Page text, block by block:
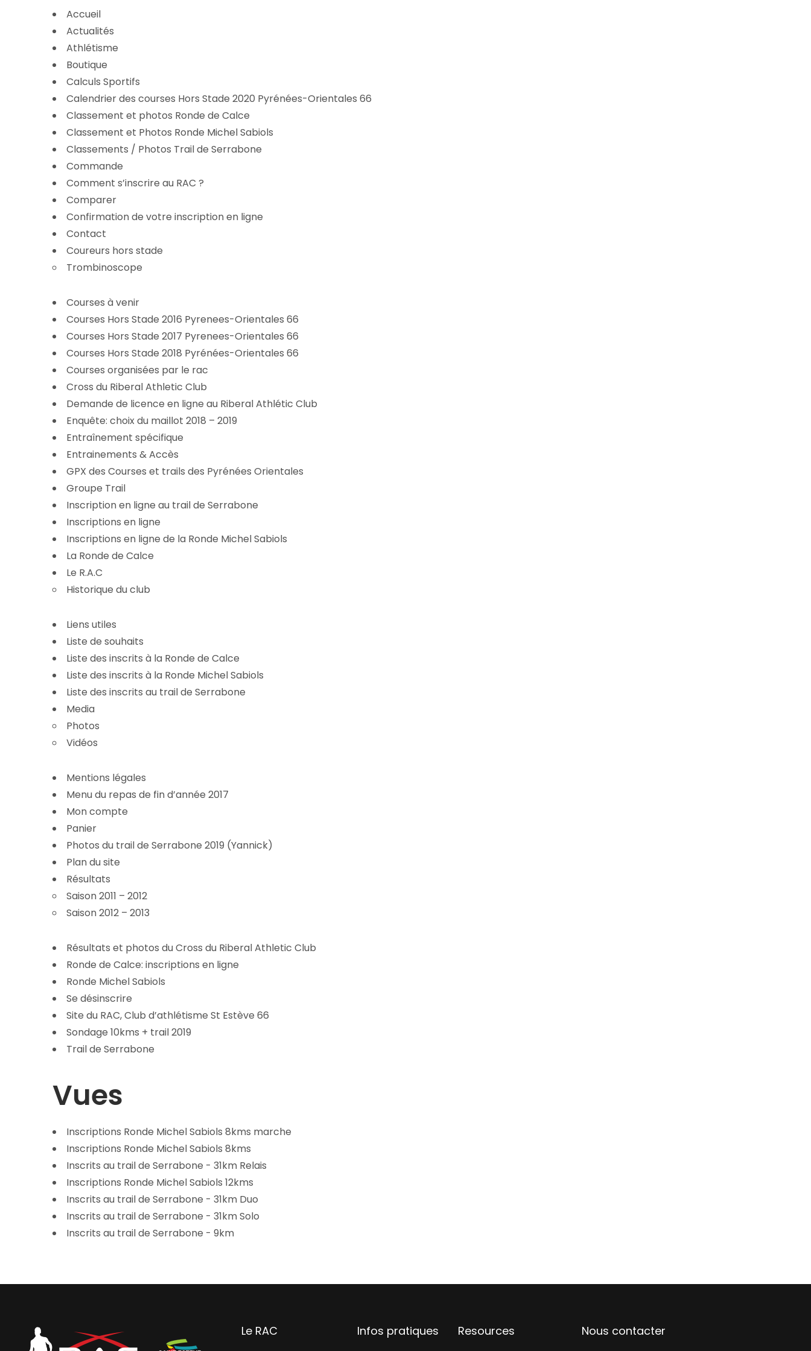
Accueil
Actualités
Athlétisme
Boutique
Calculs Sportifs
Calendrier des courses Hors Stade 2020 Pyrénées-Orientales 66
Classement et photos Ronde de Calce
Classement et Photos Ronde Michel Sabiols
Classements / Photos Trail de Serrabone
Commande
Comment s’inscrire au RAC ?
Comparer
Confirmation de votre inscription en ligne
Contact
Coureurs hors stade
Trombinoscope
Courses à venir
Courses Hors Stade 2016 Pyrenees-Orientales 66
Courses Hors Stade 2017 Pyrenees-Orientales 66
Courses Hors Stade 2018 Pyrénées-Orientales 66
Courses organisées par le rac
Cross du Riberal Athletic Club
Demande de licence en ligne au Riberal Athlétic Club
Enquête: choix du maillot 2018 – 2019
Entraînement spécifique
Entrainements & Accès
GPX des Courses et trails des Pyrénées Orientales
Groupe Trail
Inscription en ligne au trail de Serrabone
Inscriptions en ligne
Inscriptions en ligne de la Ronde Michel Sabiols
La Ronde de Calce
Le R.A.C
Historique du club
Liens utiles
Liste de souhaits
Liste des inscrits à la Ronde de Calce
Liste des inscrits à la Ronde Michel Sabiols
Liste des inscrits au trail de Serrabone
Media
Photos
Vidéos
Mentions légales
Menu du repas de fin d’année 2017
Mon compte
Panier
Photos du trail de Serrabone 2019 (Yannick)
Plan du site
Résultats
Saison 2011 – 2012
Saison 2012 – 2013
Résultats et photos du Cross du Riberal Athletic Club
Ronde de Calce: inscriptions en ligne
Ronde Michel Sabiols
Se désinscrire
Site du RAC, Club d’athlétisme St Estève 66
Sondage 10kms + trail 2019
Trail de Serrabone
Vues
Inscriptions Ronde Michel Sabiols 8kms marche
Inscriptions Ronde Michel Sabiols 8kms
Inscrits au trail de Serrabone - 31km Relais
Inscriptions Ronde Michel Sabiols 12kms
Inscrits au trail de Serrabone - 31km Duo
Inscrits au trail de Serrabone - 31km Solo
Inscrits au trail de Serrabone - 9km
Le RAC Infos pratiques Resources Nous contacter